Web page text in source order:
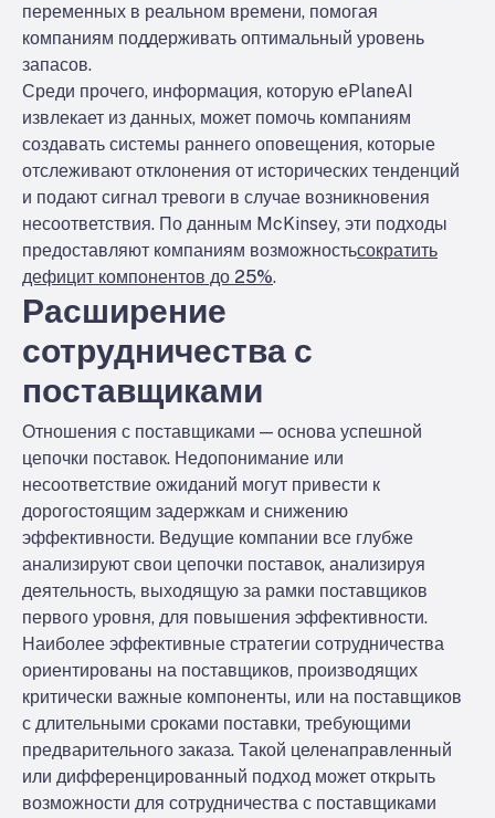
переменных в реальном времени, помогая
компаниям поддерживать оптимальный уровень
запасов.
Среди прочего, информация, которую ePlaneAI
извлекает из данных, может помочь компаниям
создавать системы раннего оповещения, которые
отслеживают отклонения от исторических тенденций
и подают сигнал тревоги в случае возникновения
несоответствия. По данным McKinsey, эти подходы
предоставляют компаниям возможностьсократить
дефицит компонентов до 25%.
Расширение
сотрудничества с
поставщиками
Отношения с поставщиками — основа успешной
цепочки поставок. Недопонимание или
несоответствие ожиданий могут привести к
дорогостоящим задержкам и снижению
эффективности. Ведущие компании все глубже
анализируют свои цепочки поставок, анализируя
деятельность, выходящую за рамки поставщиков
первого уровня, для повышения эффективности.
Наиболее эффективные стратегии сотрудничества
ориентированы на поставщиков, производящих
критически важные компоненты, или на поставщиков
с длительными сроками поставки, требующими
предварительного заказа. Такой целенаправленный
или дифференцированный подход может открыть
возможности для сотрудничества с поставщиками